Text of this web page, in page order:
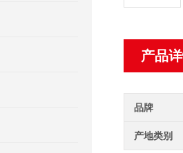
产品
品牌
产地类别